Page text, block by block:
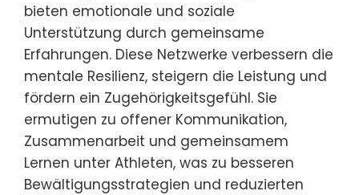
bieten emotionale und soziale
Unterstützung durch gemeinsame
Erfahrungen. Diese Netzwerke verbessern die
mentale Resilienz, steigern die Leistung und
fördern ein Zugehörigkeitsgefühl. Sie
ermutigen zu offener Kommunikation,
Zusammenarbeit und gemeinsamem
Lernen unter Athleten, was zu besseren
Bewältigungsstrategien und reduzierten